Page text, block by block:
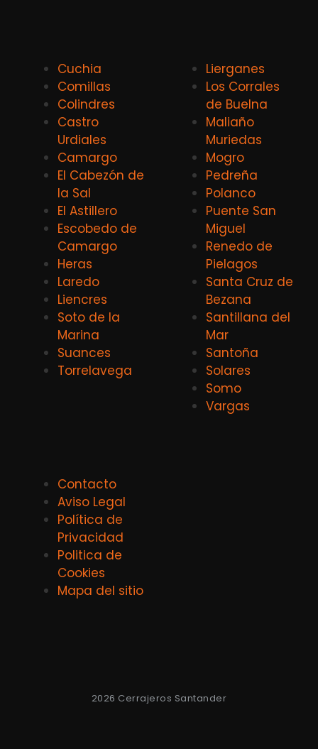
Cuchia
Comillas
Colindres
Castro
Urdiales
Camargo
El Cabezón de
la Sal
El Astillero
Escobedo de
Camargo
Heras
Laredo
Liencres
Soto de la
Marina
Suances
Torrelavega
Lierganes
Los Corrales
de Buelna
Maliaño
Muriedas
Mogro
Pedreña
Polanco
Puente San
Miguel
Renedo de
Pielagos
Santa Cruz de
Bezana
Santillana del
Mar
Santoña
Solares
Somo
Vargas
Contacto
Aviso Legal
Política de
Privacidad
Politica de
Cookies
Mapa del sitio
2026 Cerrajeros Santander